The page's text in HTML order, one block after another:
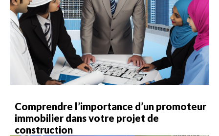
Comprendre l’importance d’un promoteur
immobilier dans votre projet de
construction